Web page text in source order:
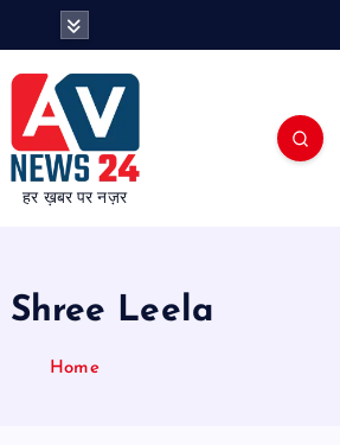
हर ख़बर पर नज़र
Shree Leela
Home